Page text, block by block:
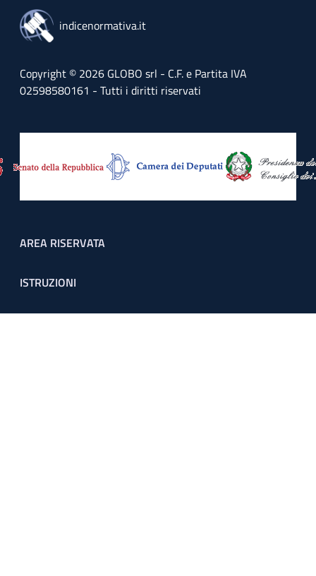
indicenormativa.it
Copyright © 2026 GLOBO srl - C.F. e Partita IVA
02598580161 - Tutti i diritti riservati
Footer menu
AREA RISERVATA
ISTRUZIONI